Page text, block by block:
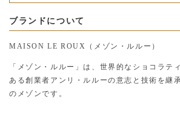
ブランドについて
MAISON LE ROUX（メゾン・ルルー）
「メゾン・ルルー」は、世界的なショコラテ
ある創業者アンリ・ルルーの意志と技術を継
のメゾンです。